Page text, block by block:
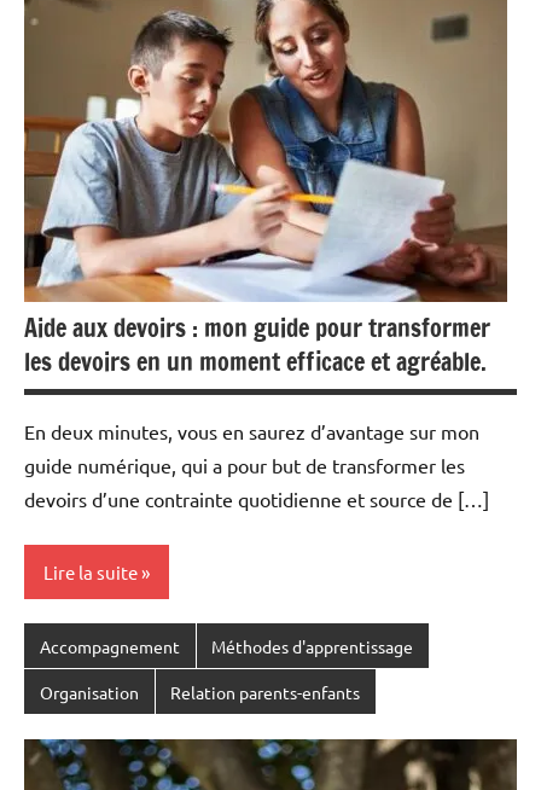
Aide aux devoirs : mon guide pour transformer
les devoirs en un moment efficace et agréable.
En deux minutes, vous en saurez d’avantage sur mon
guide numérique, qui a pour but de transformer les
devoirs d’une contrainte quotidienne et source de […]
Lire la suite
Accompagnement Méthodes d'apprentissage
Organisation Relation parents-enfants